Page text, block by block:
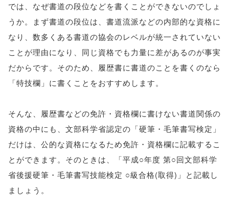
では、なぜ書道の段位などを書くことができないのでしょ
うか。まず書道の段位は、書道流派などの内部的な資格に
なり、数多くある書道の協会のレベルが統一されていない
ことが理由になり、同じ資格でも力量に差があるのが事実
だからです。そのため、履歴書に書道のことを書くのなら
「特技欄」に書くことをおすすめします。
そんな、履歴書などの免許・資格欄に書けない書道関係の
資格の中にも、文部科学省認定の「硬筆・毛筆書写検定」
だけは、公的な資格になるため免許・資格欄に記載するこ
とができます。そのときは、「平成○年度 第○回文部科学
省後援硬筆・毛筆書写技能検定 ○級合格(取得)」と記載し
ましょう。